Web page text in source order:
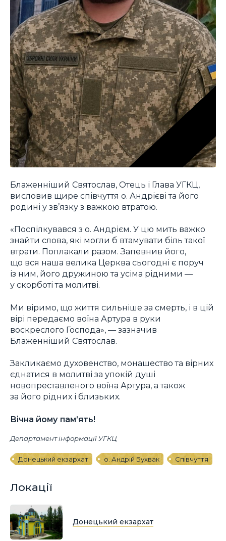
Блаженніший Святослав, Отець і Глава УГКЦ,
висловив щире співчуття о. Андрієві та його
родині у зв’язку з важкою втратою.
«Поспілкувався з о. Андрієм. У цю мить важко
знайти слова, які могли б втамувати біль такої
втрати. Поплакали разом. Запевнив його,
що вся наша велика Церква сьогодні є поруч
із ним, його дружиною та усіма рідними —
у скорботі та молитві.
Ми віримо, що життя сильніше за смерть, і в цій
вірі передаємо воїна Артура в руки
воскреслого Господа», — зазначив
Блаженніший Святослав.
Закликаємо духовенство, монашество та вірних
єднатися в молитві за упокій душі
новопреставленого воїна Артура, а також
за його рідних і близьких.
Вічна йому пам’ять!
Департамент інформації УГКЦ
Донецький екзархат о. Андрій Бухвак Співчуття
Локації
Донецький екзархат